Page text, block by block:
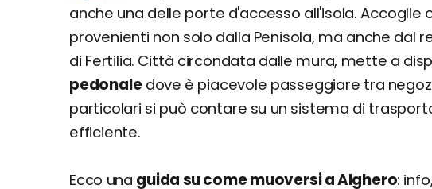
anche una delle porte d'accesso all'isola. Accoglie
provenienti non solo dalla Penisola, ma anche dal
di Fertilia. Città circondata dalle mura, mette a
pedonaledove è piacevole passeggiare tra
particolari si può contare su un sistema di
efficiente.
Ecco una guida su come muoversi a Alghero: